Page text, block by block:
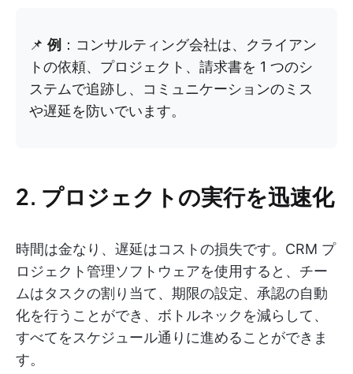
📌 例 ：コンサルティング会社は、クライアン
トの依頼、プロジェクト、請求書を 1 つのシ
ステムで追跡し、コミュニケーションのミス
や遅延を防いでいます。
2. プロジェクトの実行を迅速化
時間は金なり、遅延はコストの損失です。CRM プ
ロジェクト管理ソフトウェアを使用すると、チー
ムはタスクの割り当て、期限の設定、承認の自動
化を行うことができ、ボトルネックを減らして、
すべてをスケジュール通りに進めることができま
す。